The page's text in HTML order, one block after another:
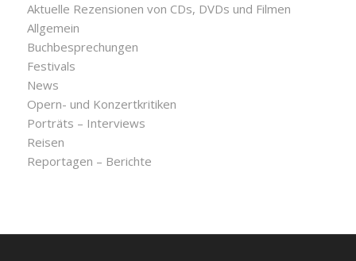
Aktuelle Rezensionen von CDs, DVDs und Filmen
Allgemein
Buchbesprechungen
Festivals
News
Opern- und Konzertkritiken
Porträts – Interviews
Reisen
Reportagen – Berichte